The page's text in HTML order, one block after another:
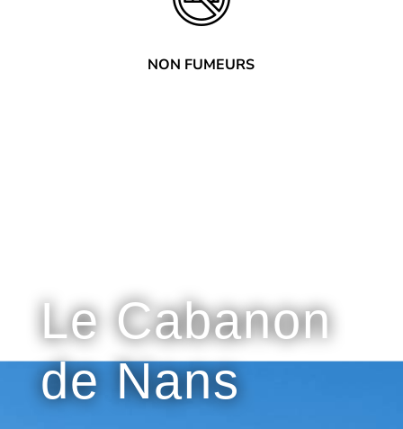
NON FUMEURS
Le Cabanon
de Nans